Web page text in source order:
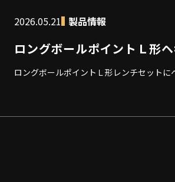
2026.05.21 製品情報
ロングボールポイントＬ形
ロングボールポイントＬ形レンチセット